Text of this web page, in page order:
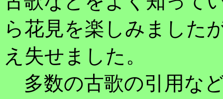
ら花見を楽しみました
え失せました。
多数の古歌の引用な